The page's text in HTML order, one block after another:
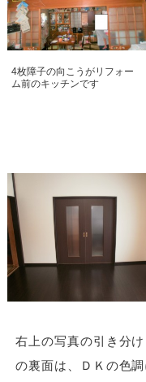
4枚障子の向こうがリフォー
ム前のキッチンです
右上の写真の引き分け
の裏面は、ＤＫの色調